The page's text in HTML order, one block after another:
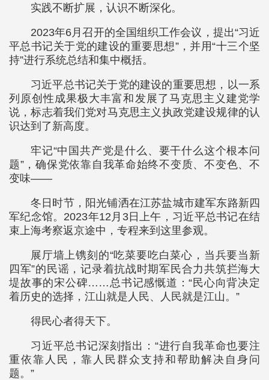
实践不断扩展，认识不断深化。
2023年6月召开的全国组织工作会议，提出“习近
平总书记关于党的建设的重要思想”，并用“十三个坚
持”进行系统总结和集中概括。
习近平总书记关于党的建设的重要思想，以一系
列原创性成果极大丰富和发展了马克思主义建党学
说，标志着我们党对马克思主义执政党建设规律的认
识达到了新高度。
牢记“中国共产党是什么、要干什么这个根本问
题”，确保党依靠自我革命始终不变质、不变色、不
变味——
冬日时节，阳光铺洒在江苏盐城市建军东路新四
军纪念馆。2023年12月3日上午，习近平总书记在结
束上海考察返京途中，专程来到这里参观。
展厅墙上镌刻的“吃菜要吃白菜心，当兵要当新
四军”的民谣，记录着抗战时期军民合力共筑拦海大
堤故事的宋公碑……总书记感慨道：“民心向背决定
着历史的选择，江山就是人民、人民就是江山。”
得民心者得天下。
习近平总书记深刻指出：“进行自我革命也要注
重依靠人民，靠人民群众支持和帮助解决自身问
题。”